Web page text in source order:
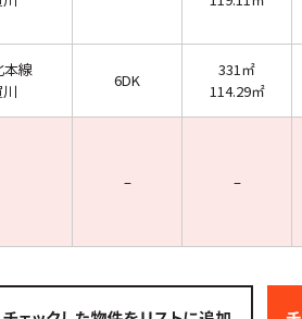
本線
6DK
331㎡
114.29㎡
– –